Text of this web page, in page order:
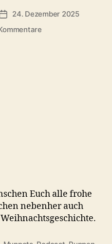
Veröffentlichungsdatum
24. Dezember 2025
zu
Euch alle frohe
nebenher auch